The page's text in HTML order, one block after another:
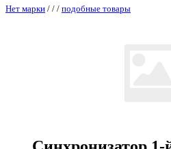
Нет марки / / / подобные товары